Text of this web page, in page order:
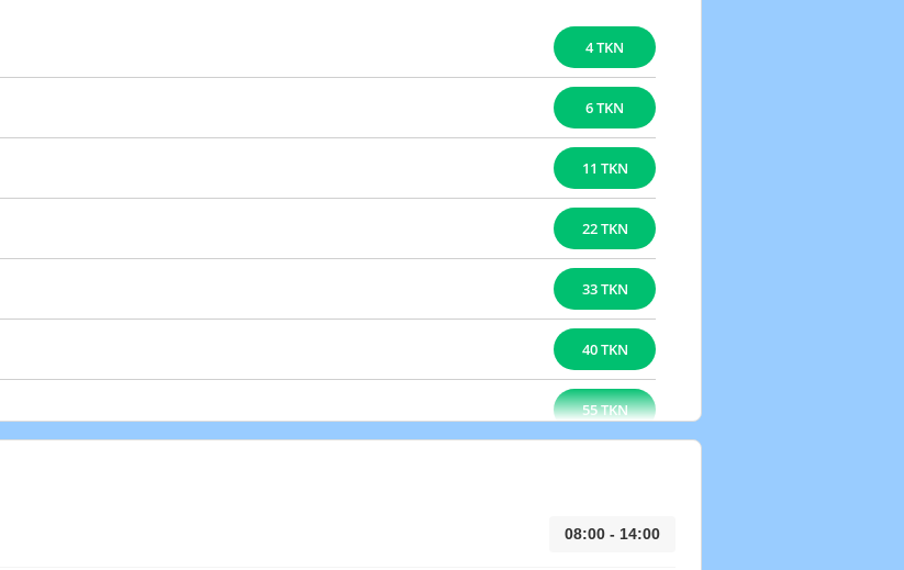
4 TKN
6 TKN
11 TKN
22 TKN
33 TKN
40 TKN
55 TKN
08:00 - 14:00